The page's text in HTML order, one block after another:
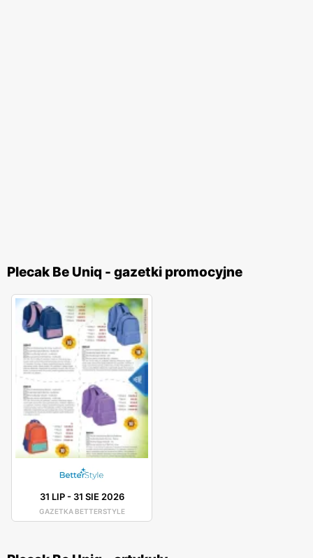
Plecak Be Uniq - gazetki promocyjne
31 LIP- 31 SIE 2026
GAZETKA BETTERSTYLE